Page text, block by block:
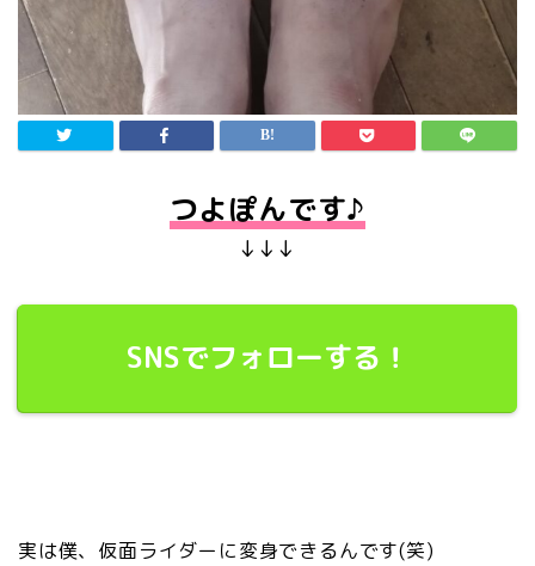
つよぽんです♪
↓↓↓
SNSでフォローする！
実は僕、仮面ライダーに変身できるんです(笑)